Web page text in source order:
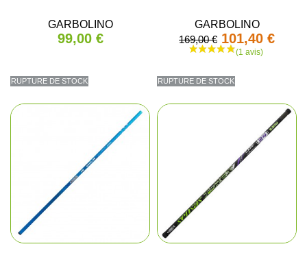
GARBOLINO
99,00 €
RUPTURE DE STOCK
GARBOLINO
169,00 € 101,40 €
RUPTURE DE STOCK